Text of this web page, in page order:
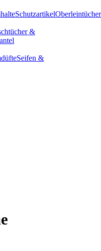
SchutzartikelOberleintücher
&
Seifen &